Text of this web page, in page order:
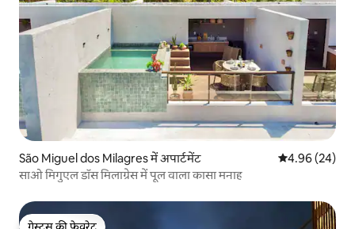
São Miguel dos Milagres में अपार्टमेंट औसत रेटिंग 5 में
4.96 (24)
साओ मिगुएल डॉस मिलाग्रेस में पूल वाला कासा मनाह